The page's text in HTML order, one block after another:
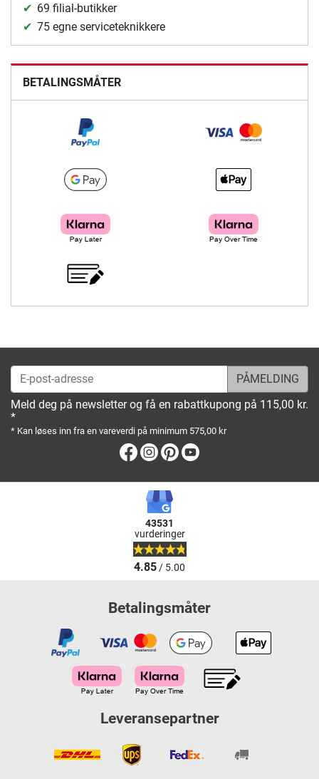
69 filial-butikker
75 egne serviceteknikkere
BETALINGSMÅTER
E-post-adresse
Meld deg på newsletter og få en rabattkupong på 115,00 kr.
*
* Kan løses inn fra en vareverdi på minimum 575,00 kr
Facebook
Instagram
Pinterest
43531
vurderinger
4.85/ 5.00
Betalingsmåter
Leveransepartner